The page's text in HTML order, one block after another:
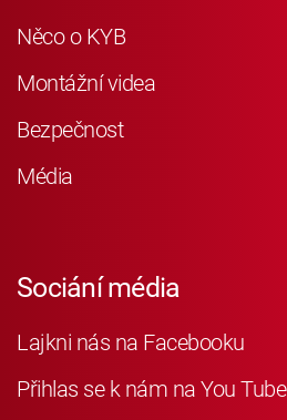
Něco o KYB
Montážní videa
Bezpečnost
Média
Sociání média
Lajkni nás na Facebooku
Přihlas se k nám na You Tube